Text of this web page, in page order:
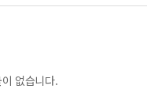
없습니다.